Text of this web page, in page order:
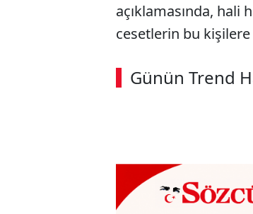
açıklamasında, hali
cesetlerin bu kişilere
Günün Trend